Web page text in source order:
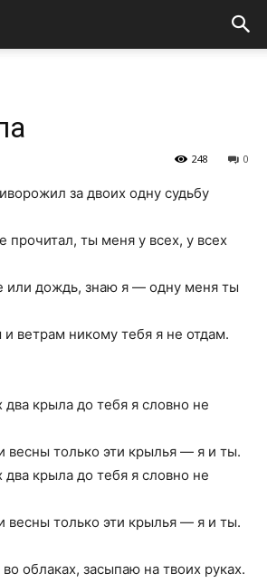
0
248
за двоих одну судьбу
прочитал, ты меня у всех, у всех
или дождь, знаю я — одну меня ты
ветрам никому тебя я не отдам.
крыла до тебя я словно не
весны только эти крылья — я и ты.
крыла до тебя я словно не
весны только эти крылья — я и ты.
облаках, засыпаю на твоих руках.